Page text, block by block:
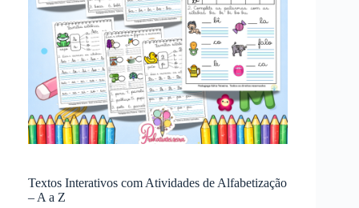
Textos Interativos com Atividades de Alfabetização
– A a Z